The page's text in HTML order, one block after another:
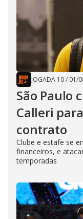
JOGADA 10/ 01/
São Paulo
Calleri
contrato
Clube e estafe se
financeiros, e
temporadas